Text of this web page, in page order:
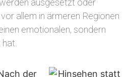
ausgesetzt oder
allem in ärmeren Regionen
emotionalen, sondern